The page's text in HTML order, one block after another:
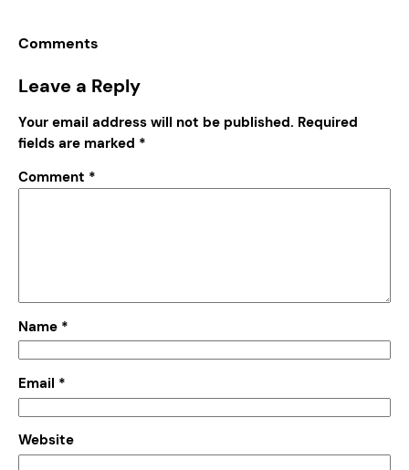
Comments
Leave a Reply
Your email address will not be published. Required
fields are marked *
Comment *
Name *
Email *
Website